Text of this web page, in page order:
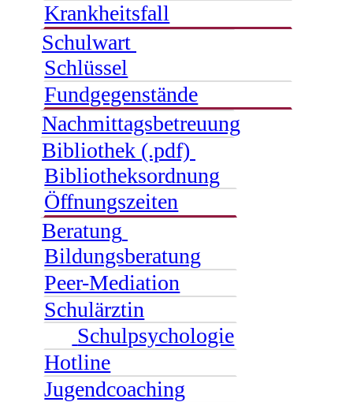
Krankheitsfall
Schulwart
Schlüssel
Fundgegenstände
Nachmittagsbetreuung
Bibliothek (.pdf)
Bibliotheksordnung
Öffnungszeiten
Beratung
Bildungsberatung
Peer-Mediation
Schulärztin
Schulpsychologie
Hotline
Jugendcoaching